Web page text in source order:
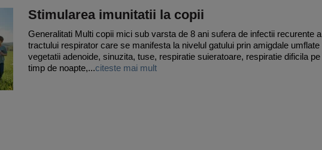
Stimularea imunitatii la copii
Generalitati Multi copii mici sub varsta de 8 ani sufera de infectii recurente
tractului respirator care se manifesta la nivelul gatului prin amigdale umflate
vegetatii adenoide, sinuzita, tuse, respiratie suieratoare, respiratie dificila pe
timp de noapte,...citeste mai mult